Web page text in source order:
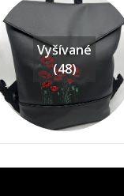
Vyšívané
(48)